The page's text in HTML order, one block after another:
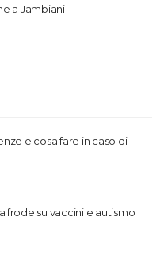
a Jambiani
e cosa fare in caso di
frode su vaccini e autismo